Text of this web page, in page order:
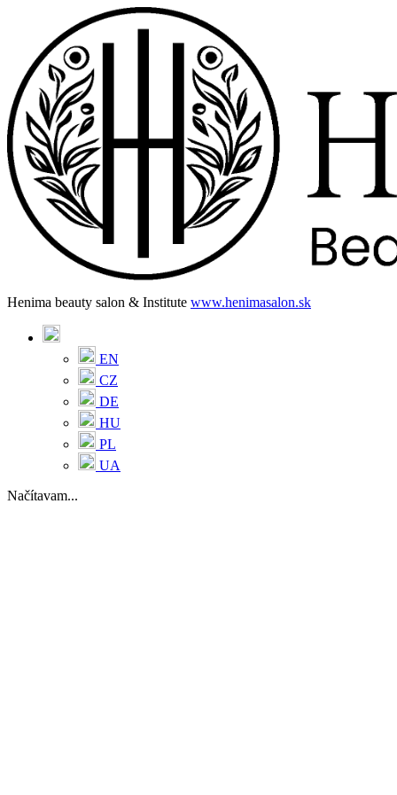
Henima beauty salon & Institute www.henimasalon.sk
EN
CZ
DE
HU
PL
UA
Načítavam...